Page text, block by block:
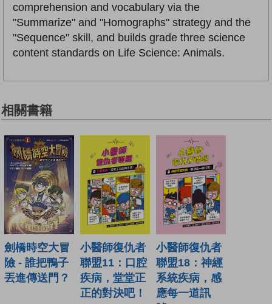
comprehension and vocabulary via the
"Summarize" and "Homographs" strategy and the
"Sequence" skill, and builds grade three science
content standards on Life Science: Animals.
相關書籍
劍橋時空大冒
險 - 誰把鴨子
丟進傳送門？
小醫師復仇者
聯盟11：口腔
疾病，堂堂正
正的對決吧！
小醫師復仇者
聯盟18：神經
系統疾病，感
應每一道訊